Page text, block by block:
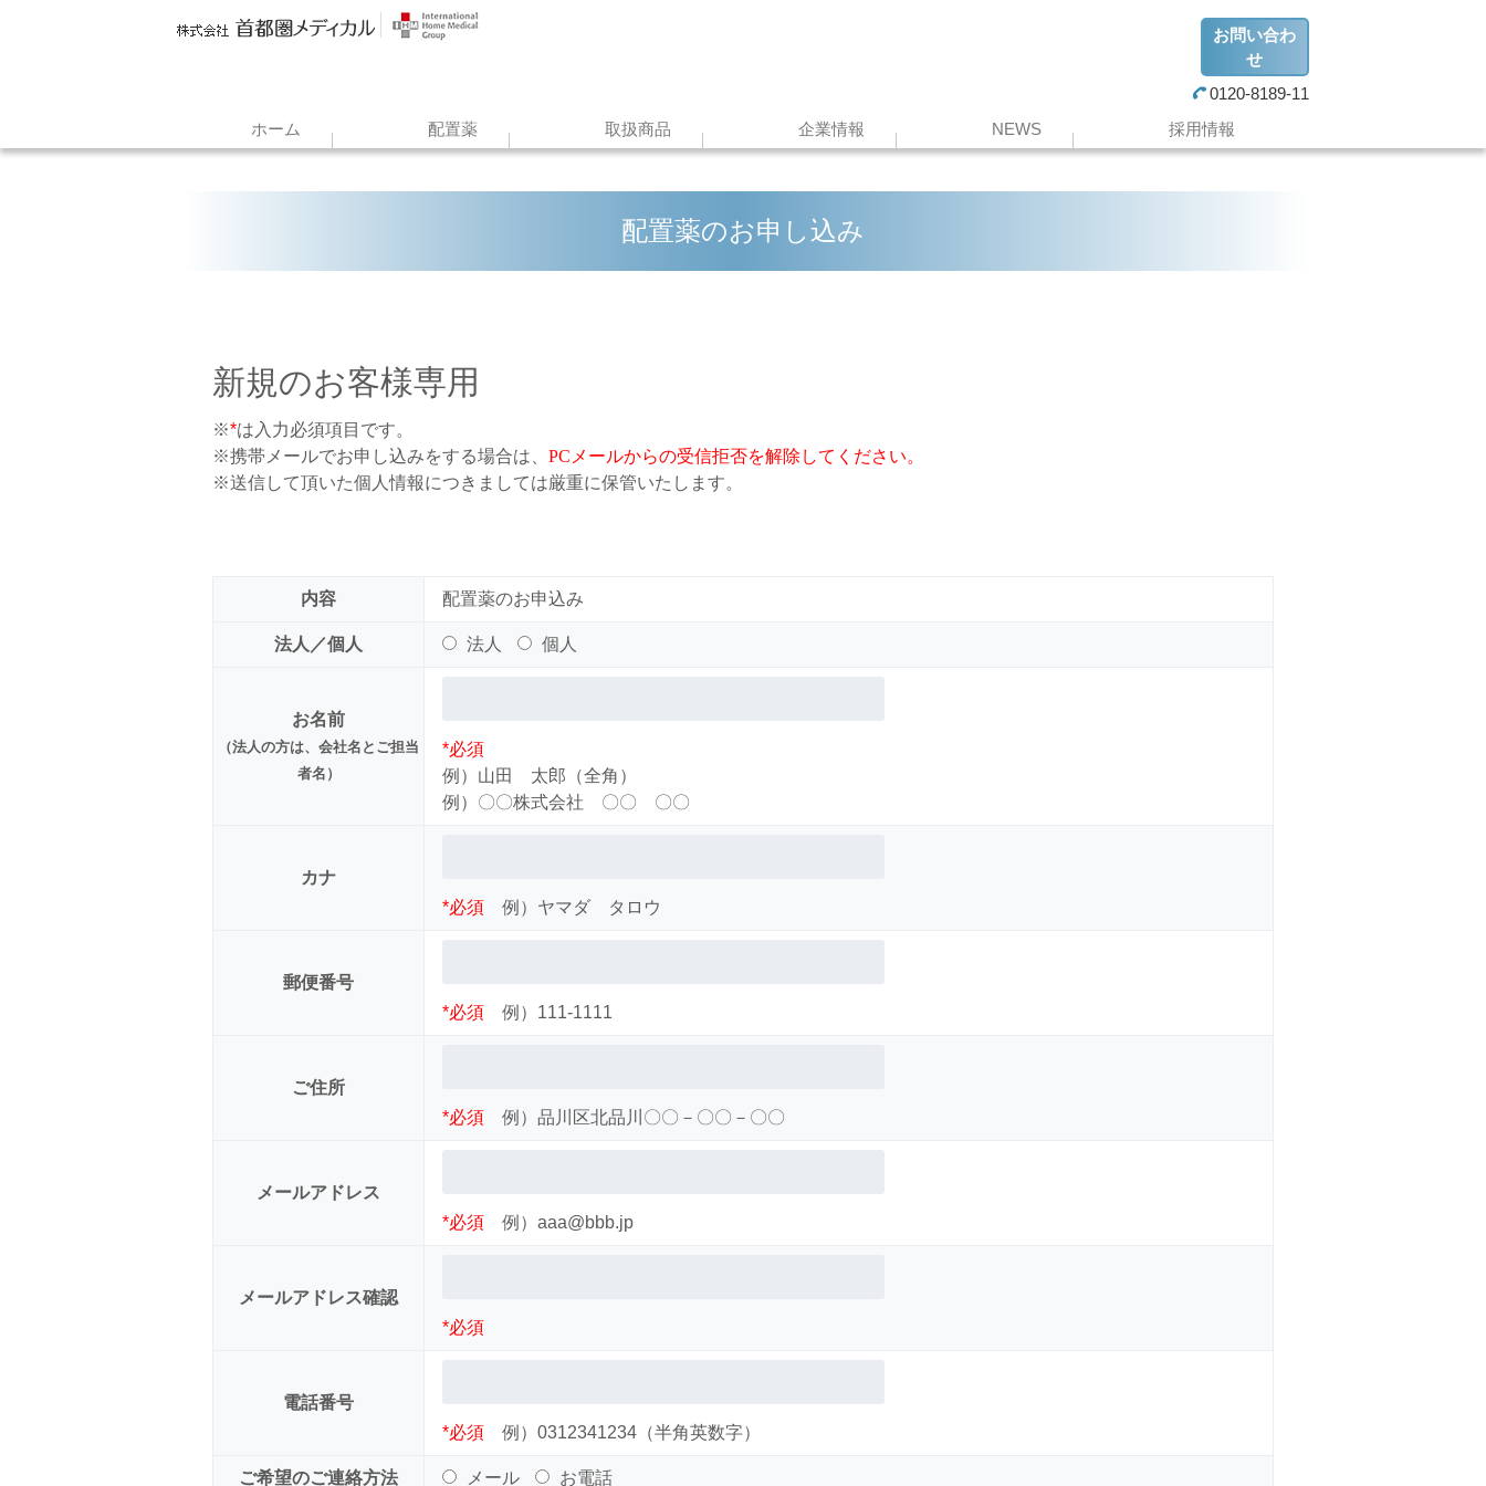
お問い合わ
せ
0120-8189-11
ホーム
配置薬 取扱商品 企業情報 NEWS 採用情報
配置薬のお申し込み
新規のお客様専用
※*は入力必須項目です。
※携帯メールでお申し込みをする場合は、 PCメールからの受信拒否を解除してください。
※送信して頂いた個人情報につきましては厳重に保管いたします。
内容 配置薬のお申込み
法人／個人 法人 個人
お名前
（法人の方は、会社名とご担当
者名）
*必須
例）山田 太郎（全角）
例）〇〇株式会社 〇〇 〇〇
カナ
*必須
例）ヤマダ タロウ
郵便番号
*必須
例）111-1111
ご住所
*必須
例）品川区北品川〇〇－〇〇－〇〇
メールアドレス
*必須
例）aaa@bbb.jp
メールアドレス確認
*必須
電話番号
*必須 例）0312341234（半角英数字）
ご希望のご連絡方法 メール お電話